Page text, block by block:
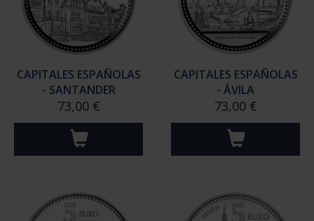
CAPITALES ESPAÑOLAS
- SANTANDER
73,00 €
CAPITALES ESPAÑOLAS
- ÁVILA
73,00 €